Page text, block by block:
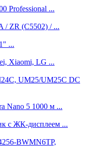
Professional ...
/ ZR (C5502) / ...
...
Xiaomi, LG ...
UM25/UM25C DC
Nano 5 1000 м ...
с ЖК-дисплеем ...
BWMN6TP,